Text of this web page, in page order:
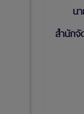
น
สำนักจั